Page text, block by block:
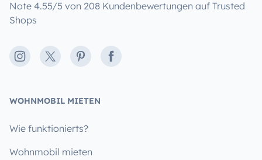
Note 4.55/5 von 208 Kundenbewertungen auf Trusted
Shops
Instagram
X PinterestFacebook
WOHNMOBIL MIETEN
Wie funktionierts?
Wohnmobil mieten